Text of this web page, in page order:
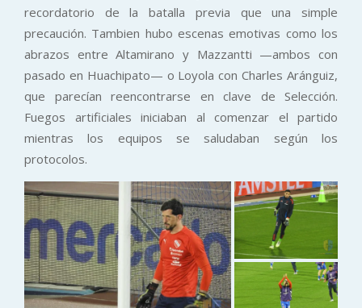
recordatorio de la batalla previa que una simple
precaución. Tambien hubo escenas emotivas como los
abrazos entre Altamirano y Mazzantti —ambos con
pasado en Huachipato— o Loyola con Charles Aránguiz,
que parecían reencontrarse en clave de Selección.
Fuegos artificiales iniciaban al comenzar el partido
mientras los equipos se saludaban según los
protocolos.